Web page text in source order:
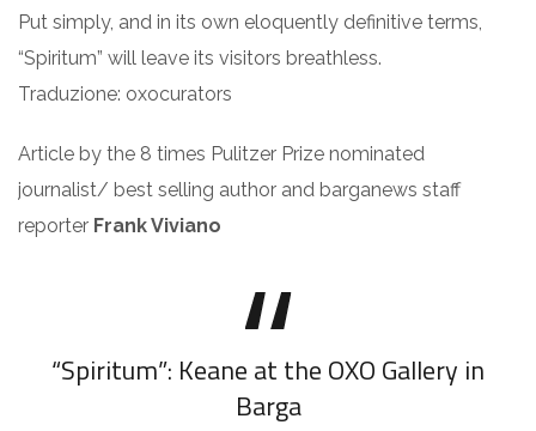
Put simply, and in its own eloquently definitive terms,
“Spiritum” will leave its visitors breathless.
Traduzione: oxocurators
Article by the 8 times Pulitzer Prize nominated
journalist/ best selling author and barganews staff
reporter Frank Viviano
“Spiritum”: Keane at the OXO Gallery in
Barga